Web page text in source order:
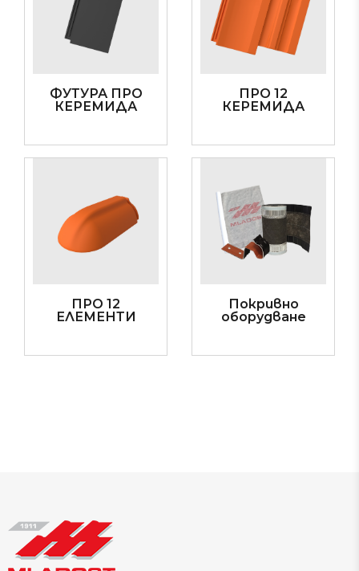
ФУТУРА ПРО
КЕРЕМИДА
ПРО 12
КЕРЕМИДА
ПРО 12
ЕЛЕМЕНТИ
Покривно
оборудване